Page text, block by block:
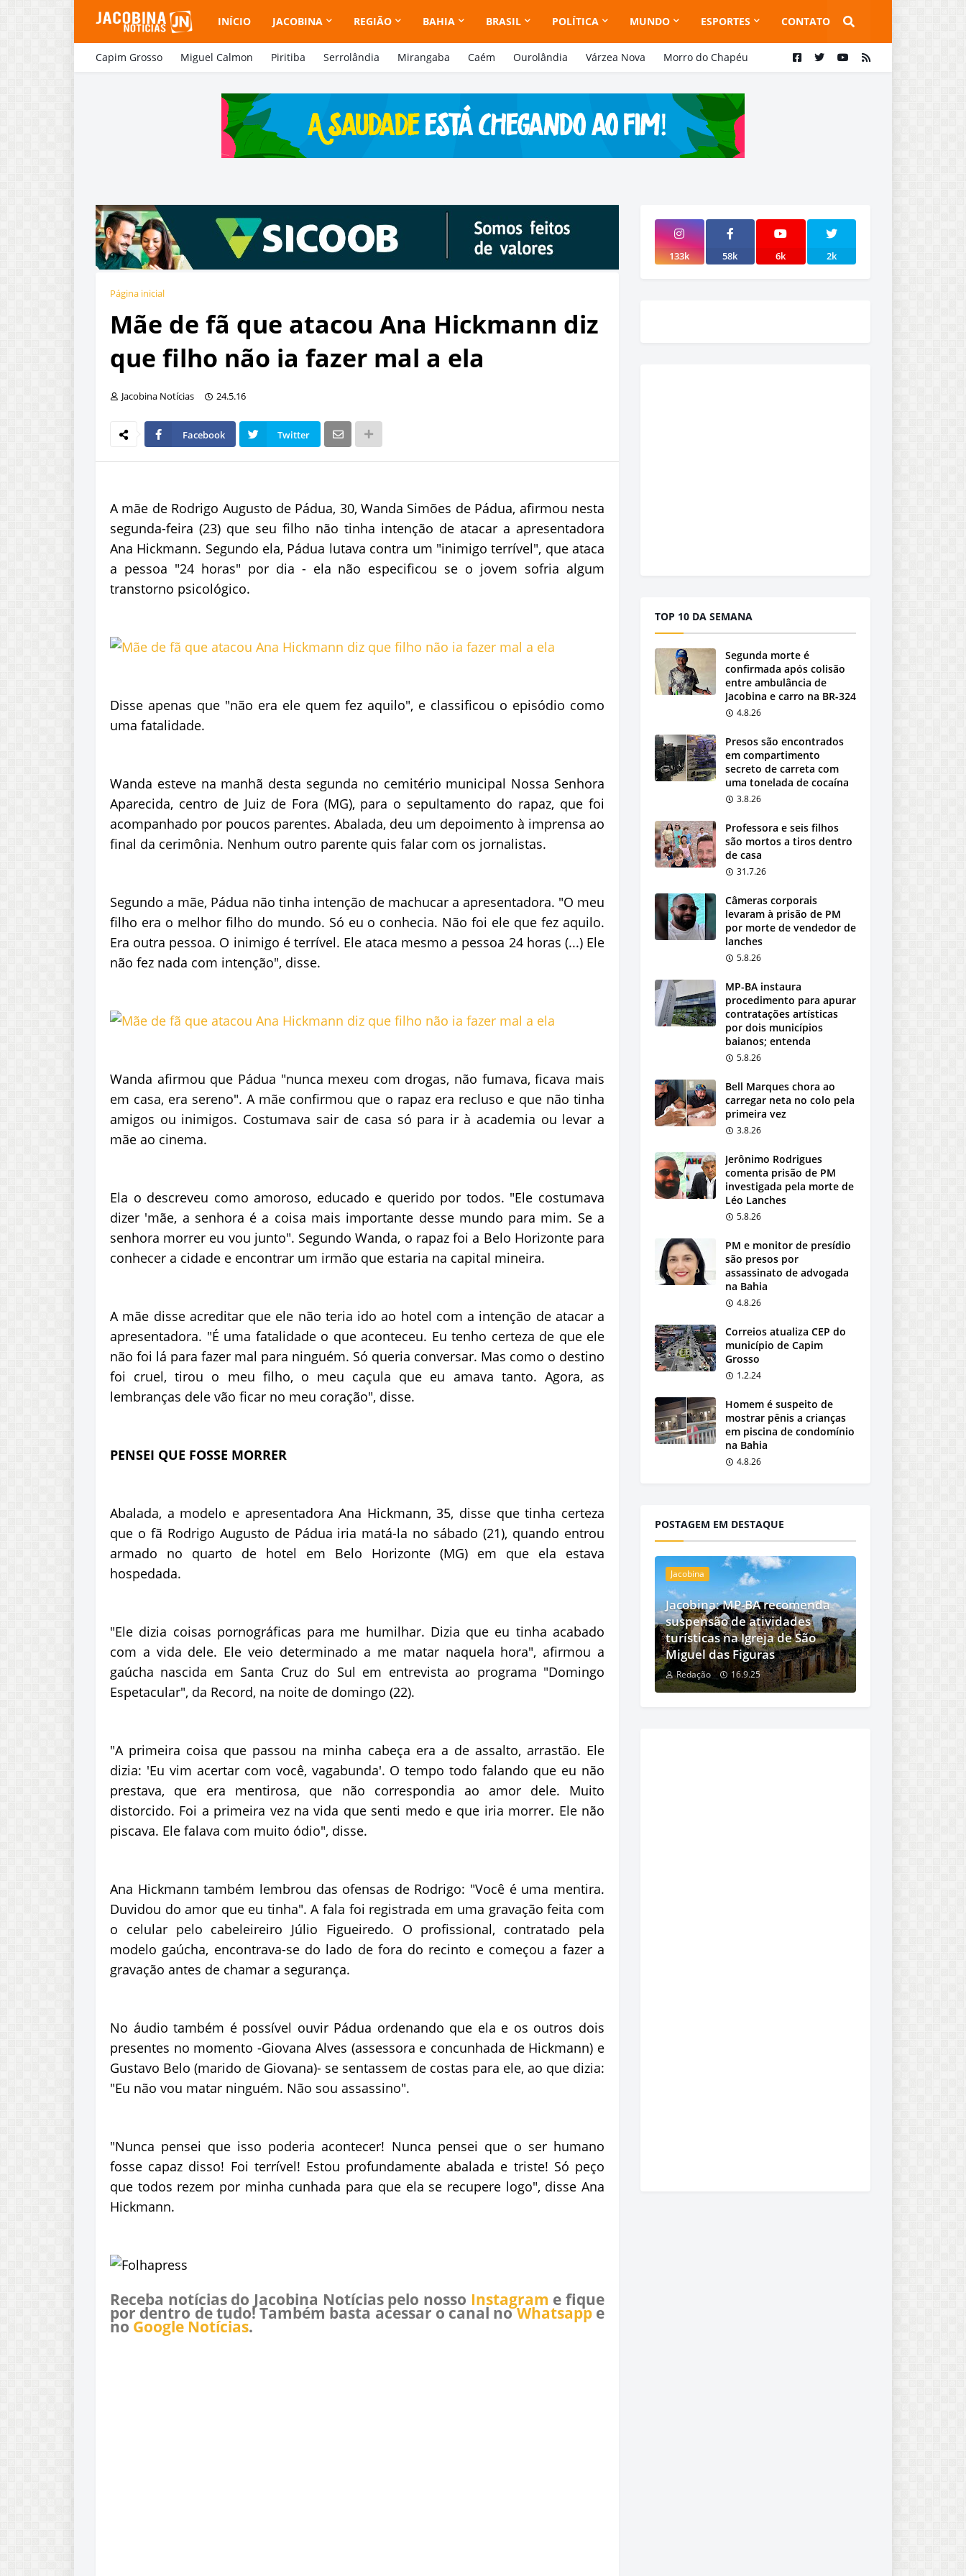
INÍCIO JACOBINA REGIÃO BAHIA BRASIL POLÍTICA MUNDO ESPORTES CONTATO
Capim Grosso Miguel Calmon Piritiba Serrolândia Mirangaba Caém Ourolândia Várzea Nova Morro do Chapéu
Página inicial
Mãe de fã que atacou Ana Hickmann diz
que filho não ia fazer mal a ela
Jacobina Notícias 24.5.16
Facebook Twitter
A mãe de Rodrigo Augusto de Pádua, 30, Wanda Simões de Pádua, afirmou nesta
segunda-feira (23) que seu filho não tinha intenção de atacar a apresentadora
Ana Hickmann. Segundo ela, Pádua lutava contra um "inimigo terrível", que ataca
a pessoa "24 horas" por dia - ela não especificou se o jovem sofria algum
transtorno psicológico.
Disse apenas que "não era ele quem fez aquilo", e classificou o episódio como
uma fatalidade.
Wanda esteve na manhã desta segunda no cemitério municipal Nossa Senhora
Aparecida, centro de Juiz de Fora (MG), para o sepultamento do rapaz, que foi
acompanhado por poucos parentes. Abalada, deu um depoimento à imprensa ao
final da cerimônia. Nenhum outro parente quis falar com os jornalistas.
Segundo a mãe, Pádua não tinha intenção de machucar a apresentadora. "O meu
filho era o melhor filho do mundo. Só eu o conhecia. Não foi ele que fez aquilo.
Era outra pessoa. O inimigo é terrível. Ele ataca mesmo a pessoa 24 horas (...) Ele
não fez nada com intenção", disse.
Wanda afirmou que Pádua "nunca mexeu com drogas, não fumava, ficava mais
em casa, era sereno". A mãe confirmou que o rapaz era recluso e que não tinha
amigos ou inimigos. Costumava sair de casa só para ir à academia ou levar a
mãe ao cinema.
Ela o descreveu como amoroso, educado e querido por todos. "Ele costumava
dizer 'mãe, a senhora é a coisa mais importante desse mundo para mim. Se a
senhora morrer eu vou junto". Segundo Wanda, o rapaz foi a Belo Horizonte para
conhecer a cidade e encontrar um irmão que estaria na capital mineira.
A mãe disse acreditar que ele não teria ido ao hotel com a intenção de atacar a
apresentadora. "É uma fatalidade o que aconteceu. Eu tenho certeza de que ele
não foi lá para fazer mal para ninguém. Só queria conversar. Mas como o destino
foi cruel, tirou o meu filho, o meu caçula que eu amava tanto. Agora, as
lembranças dele vão ficar no meu coração", disse.
PENSEI QUE FOSSE MORRER
Abalada, a modelo e apresentadora Ana Hickmann, 35, disse que tinha certeza
que o fã Rodrigo Augusto de Pádua iria matá-la no sábado (21), quando entrou
armado no quarto de hotel em Belo Horizonte (MG) em que ela estava
hospedada.
"Ele dizia coisas pornográficas para me humilhar. Dizia que eu tinha acabado
com a vida dele. Ele veio determinado a me matar naquela hora", afirmou a
gaúcha nascida em Santa Cruz do Sul em entrevista ao programa "Domingo
Espetacular", da Record, na noite de domingo (22).
"A primeira coisa que passou na minha cabeça era a de assalto, arrastão. Ele
dizia: 'Eu vim acertar com você, vagabunda'. O tempo todo falando que eu não
prestava, que era mentirosa, que não correspondia ao amor dele. Muito
distorcido. Foi a primeira vez na vida que senti medo e que iria morrer. Ele não
piscava. Ele falava com muito ódio", disse.
Ana Hickmann também lembrou das ofensas de Rodrigo: "Você é uma mentira.
Duvidou do amor que eu tinha". A fala foi registrada em uma gravação feita com
o celular pelo cabeleireiro Júlio Figueiredo. O profissional, contratado pela
modelo gaúcha, encontrava-se do lado de fora do recinto e começou a fazer a
gravação antes de chamar a segurança.
No áudio também é possível ouvir Pádua ordenando que ela e os outros dois
presentes no momento -Giovana Alves (assessora e concunhada de Hickmann) e
Gustavo Belo (marido de Giovana)- se sentassem de costas para ele, ao que dizia:
"Eu não vou matar ninguém. Não sou assassino".
"Nunca pensei que isso poderia acontecer! Nunca pensei que o ser humano
fosse capaz disso! Foi terrível! Estou profundamente abalada e triste! Só peço
que todos rezem por minha cunhada para que ela se recupere logo", disse Ana
Hickmann.
Receba notícias do Jacobina Notícias pelo nosso Instagram e fique
por dentro de tudo! Também basta acessar o canal noWhatsappe
no Google Notícias.
133k 58k 6k 2k
TOP 10 DA SEMANA
Segunda morte é
confirmada após colisão
entre ambulância de
Jacobina e carro na BR-324
4.8.26
Presos são encontrados
em compartimento
secreto de carreta com
uma tonelada de cocaína
3.8.26
Professora e seis filhos
são mortos a tiros dentro
de casa
31.7.26
Câmeras corporais
levaram à prisão de PM
por morte de vendedor de
lanches
5.8.26
MP-BA instaura
procedimento para apurar
contratações artísticas
por dois municípios
baianos; entenda
5.8.26
Bell Marques chora ao
carregar neta no colo pela
primeira vez
3.8.26
Jerônimo Rodrigues
comenta prisão de PM
investigada pela morte de
Léo Lanches
5.8.26
PM e monitor de presídio
são presos por
assassinato de advogada
na Bahia
4.8.26
Correios atualiza CEP do
município de Capim
Grosso
1.2.24
Homem é suspeito de
mostrar pênis a crianças
em piscina de condomínio
na Bahia
4.8.26
POSTAGEM EM DESTAQUE
Jacobina
Jacobina: MP-BA recomenda
suspensão de atividades
turísticas na Igreja de São
Miguel das Figuras
Redação 16.9.25